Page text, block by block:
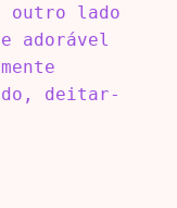
outro lado
adorável
deitar-